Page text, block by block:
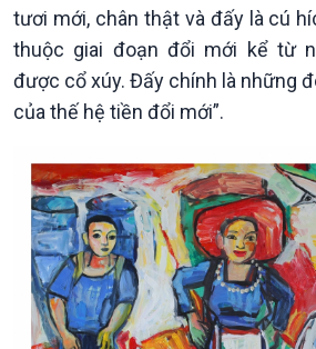
tươi mới, chân thật và đấy là cú
thuộc giai đoạn đổi mới kể từ
được cổ xúy. Đấy chính là những
của thế hệ tiền đổi mới”.